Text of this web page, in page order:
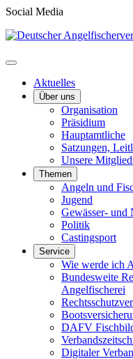
Social Media
Aktuelles
Über uns
Organisation
Präsidium
Hauptamtliche
Satzungen,
Unsere
Themen
Angeln und
Jugend
Gewässer- und
Politik
Castingsport
Service
Wie werde ich
Bundesweite
Angelfischerei
DAFV
Digitaler